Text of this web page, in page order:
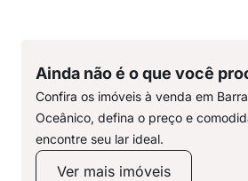
Ainda não é o que você
Confira os imóveis à venda em
Oceânico, defina o preço e
encontre seu lar ideal.
Ver mais imóveis